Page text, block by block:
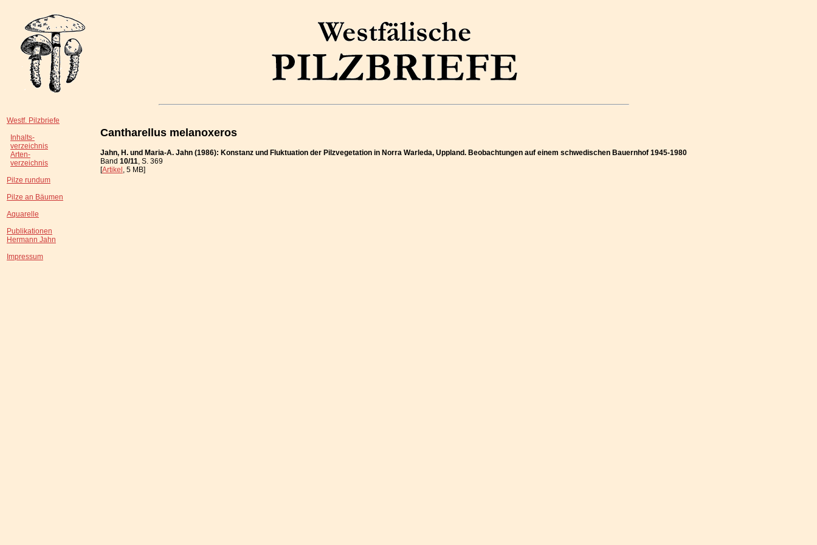
Westf. Pilzbriefe
Inhalts-
verzeichnis
Arten-
verzeichnis
Pilze rundum
Pilze an Bäumen
Aquarelle
Publikationen
Hermann Jahn
Impressum
Cantharellus melanoxeros
Jahn, H. und Maria-A. Jahn (1986): Konstanz und Fluktuation der Pilzvegetation in Norra Warleda, Uppland. Beobachtungen auf einem schwedischen Bauernhof 1945-1980
Band 10/11, S. 369
[Artikel, 5 MB]